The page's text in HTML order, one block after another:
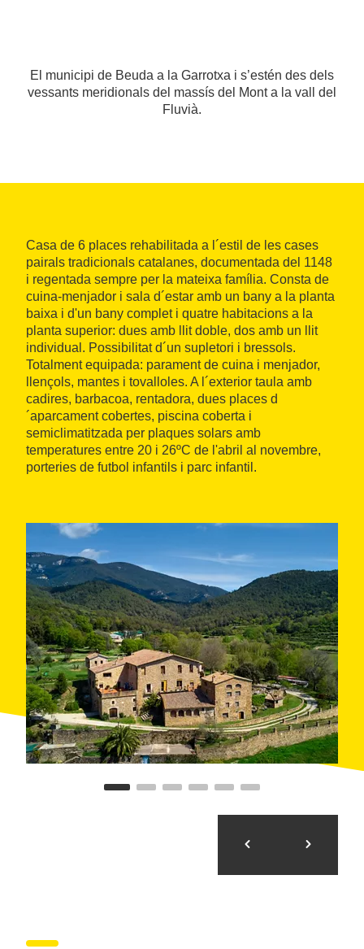
El municipi de Beuda a la Garrotxa i s’estén des dels
vessants meridionals del massís del Mont a la vall del
Fluvià.
Casa de 6 places rehabilitada a l´estil de les cases
pairals tradicionals catalanes, documentada del 1148
i regentada sempre per la mateixa família. Consta de
cuina-menjador i sala d´estar amb un bany a la planta
baixa i d'un bany complet i quatre habitacions a la
planta superior: dues amb llit doble, dos amb un llit
individual. Possibilitat d´un supletori i bressols.
Totalment equipada: parament de cuina i menjador,
llençols, mantes i tovalloles. A l´exterior taula amb
cadires, barbacoa, rentadora, dues places d
´aparcament cobertes, piscina coberta i
semiclimatitzada per plaques solars amb
temperatures entre 20 i 26ºC de l'abril al novembre,
porteries de futbol infantils i parc infantil.